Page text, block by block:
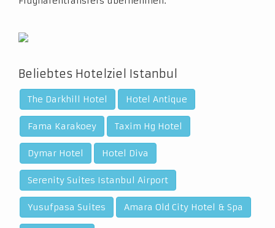
Beliebtes Hotelziel Istanbul
The Darkhill Hotel Hotel Antique
Fama Karakoey Taxim Hg Hotel
Dymar Hotel Hotel Diva
Serenity Suites Istanbul Airport
Yusufpasa Suites Amara Old City Hotel & Spa